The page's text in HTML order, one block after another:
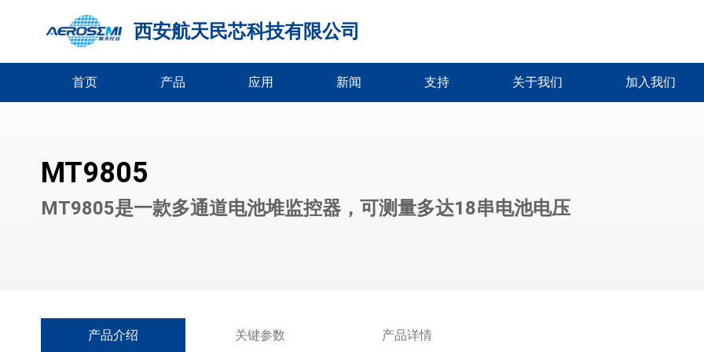
西安航天民芯科技有限公司
首页 产品 应用 新闻 支持 关于我们 加入我们
MT9805
MT9805是一款多通道电池堆监控器，可测量多达18串电池电压
产品介绍 关键参数 产品详情